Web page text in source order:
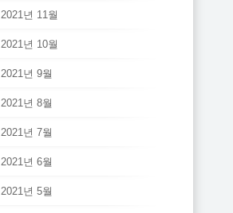
2021년 11월
2021년 10월
2021년 9월
2021년 8월
2021년 7월
2021년 6월
2021년 5월